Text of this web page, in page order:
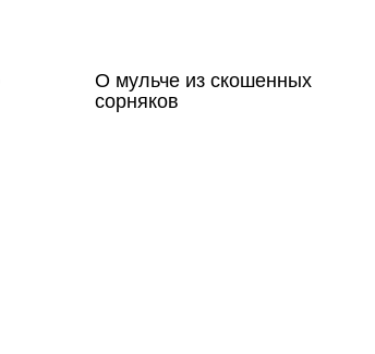
О мульче из скошенных
сорняков